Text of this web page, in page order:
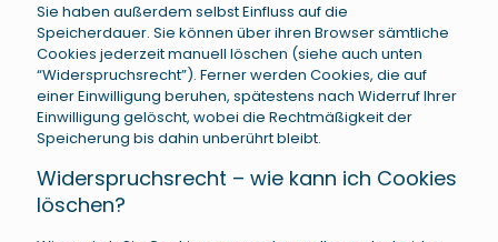
Sie haben außerdem selbst Einfluss auf die
Speicherdauer. Sie können über ihren Browser sämtliche
Cookies jederzeit manuell löschen (siehe auch unten
“Widerspruchsrecht”). Ferner werden Cookies, die auf
einer Einwilligung beruhen, spätestens nach Widerruf Ihrer
Einwilligung gelöscht, wobei die Rechtmäßigkeit der
Speicherung bis dahin unberührt bleibt.
Widerspruchsrecht – wie kann ich Cookies
löschen?